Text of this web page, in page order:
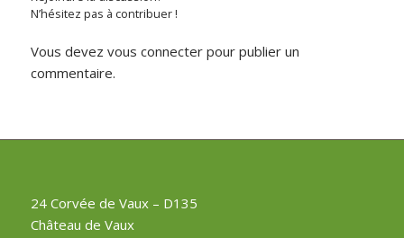
N’hésitez pas à contribuer !
Vous devez vous connecterpour publier un
commentaire.
24 Corvée de Vaux – D135
Château de Vaux